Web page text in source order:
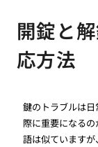
開錠と
応方法
鍵のトラブルは
際に重要になる
語は似ています